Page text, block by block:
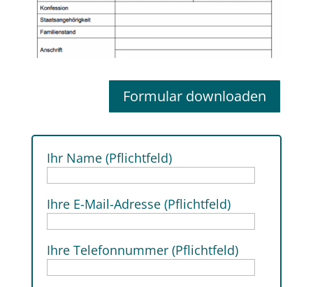
Formular downloaden
Ihr Name (Pflichtfeld)
Ihre E-Mail-Adresse (Pflichtfeld)
Ihre Telefonnummer (Pflichtfeld)